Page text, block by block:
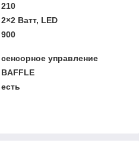
210
2×2 Ватт, LED
900
сенсорное управление
BAFFLE
есть